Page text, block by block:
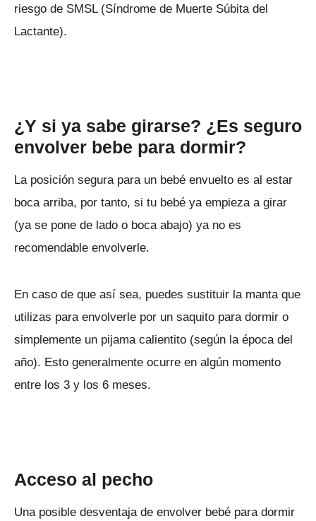
riesgo de SMSL (Síndrome de Muerte Súbita del
Lactante).
¿Y si ya sabe girarse? ¿Es seguro
envolver bebe para dormir?
La posición segura para un bebé envuelto es al estar
boca arriba, por tanto, si tu bebé ya empieza a girar
(ya se pone de lado o boca abajo) ya no es
recomendable envolverle.
En caso de que así sea, puedes sustituir la manta que
utilizas para envolverle por un saquito para dormir o
simplemente un pijama calientito (según la época del
año). Esto generalmente ocurre en algún momento
entre los 3 y los 6 meses.
Acceso al pecho
Una posible desventaja de envolver bebé para dormir